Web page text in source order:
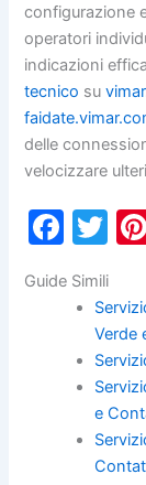
configurazione
operatori
indicazioni
tecnico su
delle
velocizzare
F
c
b
o
o
T
itt
er
Guide Simili
Verde
e